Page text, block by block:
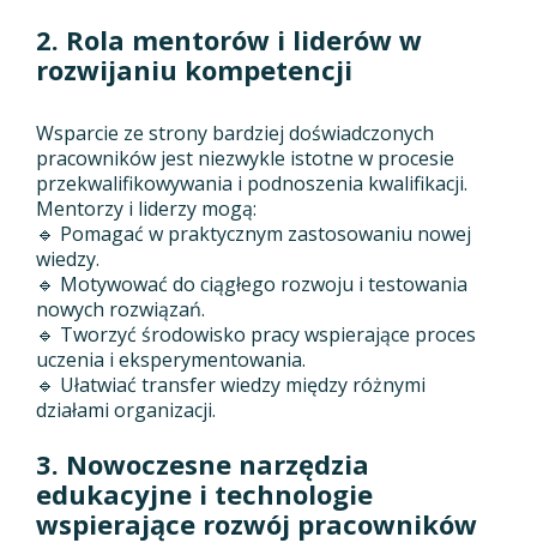
2. Rola mentorów i liderów w
rozwijaniu kompetencji
Wsparcie ze strony bardziej doświadczonych
pracowników jest niezwykle istotne w procesie
przekwalifikowywania i podnoszenia kwalifikacji.
Mentorzy i liderzy mogą:
🔹 Pomagać w praktycznym zastosowaniu nowej
wiedzy.
🔹 Motywować do ciągłego rozwoju i testowania
nowych rozwiązań.
🔹 Tworzyć środowisko pracy wspierające proces
uczenia i eksperymentowania.
🔹 Ułatwiać transfer wiedzy między różnymi
działami organizacji.
3. Nowoczesne narzędzia
edukacyjne i technologie
wspierające rozwój pracowników